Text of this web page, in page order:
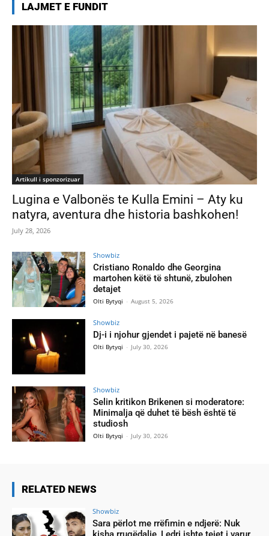
LAJMET E FUNDIT
Artikull i sponzorizuar
Lugina e Valbonës te Kulla Emini – Aty ku
natyra, aventura dhe historia bashkohen!
July 28, 2026
Showbiz
Cristiano Ronaldo dhe Georgina
martohen këtë të shtunë, zbulohen
detajet
Olti Bytyqi - August 5, 2026
Showbiz
Dj-i i njohur gjendet i pajetë në banesë
Olti Bytyqi - July 30, 2026
Showbiz
Selin kritikon Brikenen si moderatore:
Minimalja që duhet të bësh është të
studiosh
Olti Bytyqi - July 30, 2026
RELATED NEWS
Showbiz
Sara përlot me rrëfimin e ndjerë: Nuk